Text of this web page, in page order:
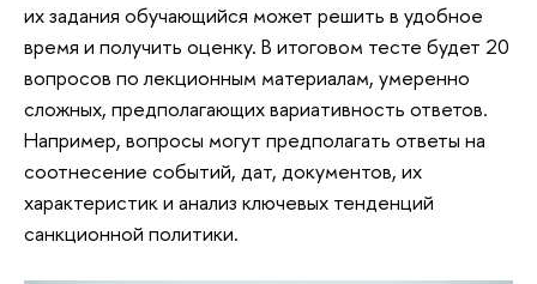
их задания обучающийся может решить в удобное
время и получить оценку. В итоговом тесте будет 20
вопросов по лекционным материалам, умеренно
сложных, предполагающих вариативность ответов.
Например, вопросы могут предполагать ответы на
соотнесение событий, дат, документов, их
характеристик и анализ ключевых тенденций
санкционной политики.